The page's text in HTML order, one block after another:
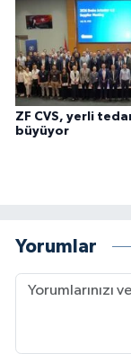
ZF CVS, yerli
büyüyor
Yorumlar